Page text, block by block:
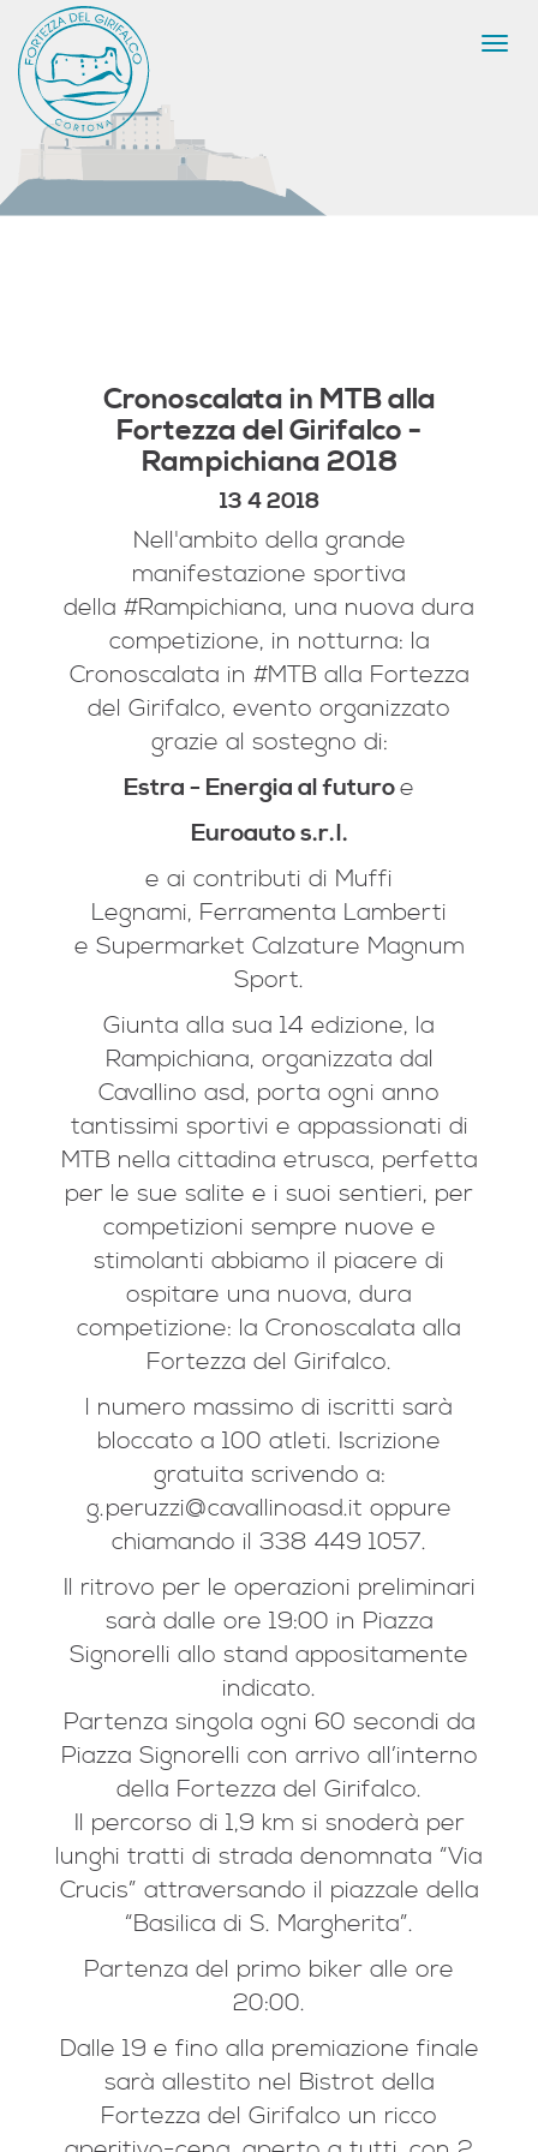
Cronoscalata in MTB alla
Fortezza del Girifalco -
Rampichiana 2018
13 4 2018
Nell'ambito della grande
manifestazione sportiva
della #Rampichiana, una nuova dura
competizione, in notturna: la
Cronoscalata in #MTB alla Fortezza
del Girifalco, evento organizzato
grazie al sostegno di:
Estra - Energia al futuroe
Euroauto s.r.l.
e ai contributi di Muffi
Legnami, Ferramenta Lamberti
e Supermarket Calzature Magnum
Sport.
Giunta alla sua 14 edizione, la
Rampichiana, organizzata dal
Cavallino asd, porta ogni anno
tantissimi sportivi e appassionati di
MTB nella cittadina etrusca, perfetta
per le sue salite e i suoi sentieri, per
competizioni sempre nuove e
stimolanti abbiamo il piacere di
ospitare una nuova, dura
competizione: la Cronoscalata alla
Fortezza del Girifalco.
l numero massimo di iscritti sarà
bloccato a 100 atleti. Iscrizione
gratuita scrivendo a:
g.peruzzi@cavallinoasd.it oppure
chiamando il 338 449 1057.
Il ritrovo per le operazioni preliminari
sarà dalle ore 19:00 in Piazza
Signorelli allo stand appositamente
indicato.
Partenza singola ogni 60 secondi da
Piazza Signorelli con arrivo all’interno
della Fortezza del Girifalco.
Il percorso di 1,9 km si snoderà per
lunghi tratti di strada denomnata “Via
Crucis” attraversando il piazzale della
“Basilica di S. Margherita”.
Partenza del primo biker alle ore
20:00.
Dalle 19 e fino alla premiazione finale
sarà allestito nel Bistrot della
Fortezza del Girifalco un ricco